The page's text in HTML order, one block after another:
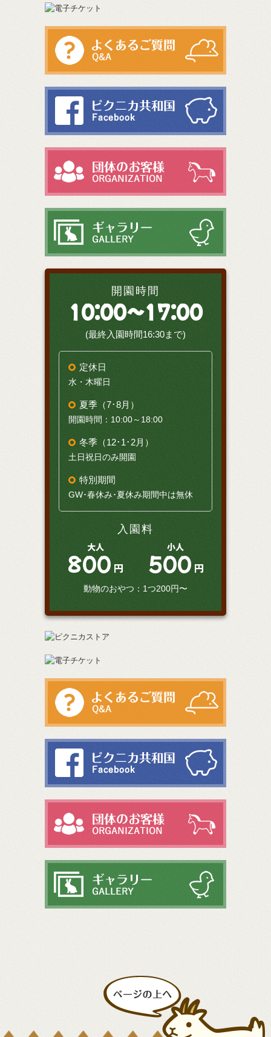
開園時間
10:00～17:00
(最終入園時間16:30まで)
定休日
水・木曜日
夏季（7･8月）
開園時間：10:00～18:00
冬季（12･1･2月）
土日祝日のみ開園
特別期間
GW･春休み･夏休み期間中は無休
入園料
大人
800 円
小人
500 円
動物のおやつ：1つ200円〜